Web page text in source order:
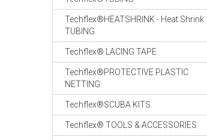
Techflex®HEATSHRINK - Heat Shrink
TUBING
Techflex® LACING TAPE
Techflex®PROTECTIVE PLASTIC
NETTING
Techflex®SCUBA KITS
Techflex® TOOLS & ACCESSORIES